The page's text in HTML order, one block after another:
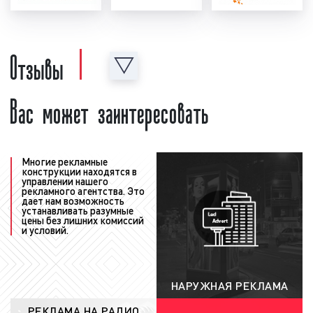
разделить на несколько этапов:
создание и проверка рекламного ролика:
необходимо создать рекламный материал, т.е.
рекламный ролик. Рекламный ролик может
и создан в нашей звукозаписывающей студии.
Для создания рекламного ролика нашими
специалистами рекламодатель должен
предоставить следующую информацию:
концепцию рекламы, примерный текст,
условия акции, контакты и адреса. Также
рекламодатель может предоставить иную
информацию, важную с его точки зрения.
После создания рекламный ролик
Отзывы
Вас может заинтересовать
Многие рекламные
конструкции находятся в
управлении нашего
рекламного агентства. Это
дает нам возможность
устанавливать разумные
цены без лишних комиссий
и условий.
НАРУЖНАЯ РЕКЛАМА